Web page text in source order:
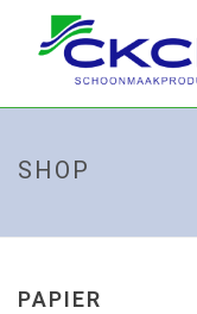
SHOP
PAPIER